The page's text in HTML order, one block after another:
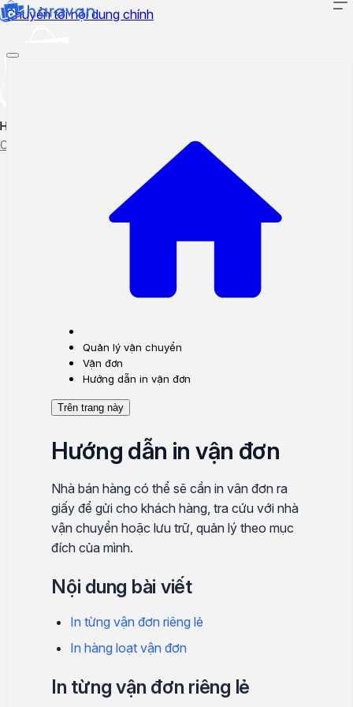
Chuyển tới nội dung chính
Hướng dẫn sử dụng
Cập nhật tính năng mới
Theo dõi ticket
Quản lý vận chuyển
Vận đơn
Hướng dẫn in vận đơn
Trên trang này
Hướng dẫn in vận đơn
Nhà bán hàng có thể sẽ cần in vân đơn ra
giấy để gửi cho khách hàng, tra cứu với nhà
vận chuyển hoặc lưu trữ, quản lý theo mục
đích của mình.
Nội dung bài viết
In từng vận đơn riêng lẻ
In hàng loạt vận đơn
In từng vận đơn riêng lẻ